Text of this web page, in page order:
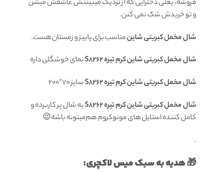
فروشه، یعنی دخترایی که از نزدیک میبیننش عاشقش میشن
و تو خریدش شک نمی کنن.
شال مخمل کبریتی شاینمناسب برای پاییز و زمستان هست.
شال مخمل کبریتی شاین کرم تیره S8262
نمای خوشگلی داره
شال مخمل کبریتی شاین کرم تیره S8262
سايز 70*200
شال مخمل کبریتی شاین کرم تیره S8262
یه شال پر کاربرده و
کامل کننده استایل های مونوکروم هم‌میتونه باشه😉
.
🎁 هدیه به سبک میس لاکچری: